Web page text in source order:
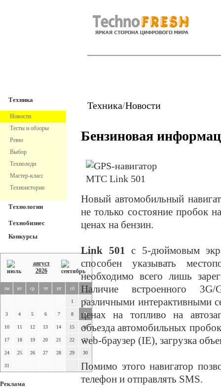
Техника
Новости
Тесты и обзоры
Ревю
Выбор
Техноледи
Мастер-класс
Техноистории
Технологии
Технобизнес
Конкурсы
август
2026
пн вт ср чт пт сб вс
1 2
3 4 5 6 7 8 9
10 11 12 13 14 15 16
17 18 19 20 21 22 23
24 25 26 27 28 29 30
31
Реклама
Техника/Новости
Бензиновая
Новый автомобильный
не только состояние пробок
ценах на бензин.
Link 501 с 5-дюймовым
способен указывать
необходимо всего лишь
Наличие встроенного 3G/
различными интерактивными
ценах на топливо на
объезда автомобильных
web-браузер (IE), загрузка
Помимо этого навигатор
телефон и отправлять SMS.